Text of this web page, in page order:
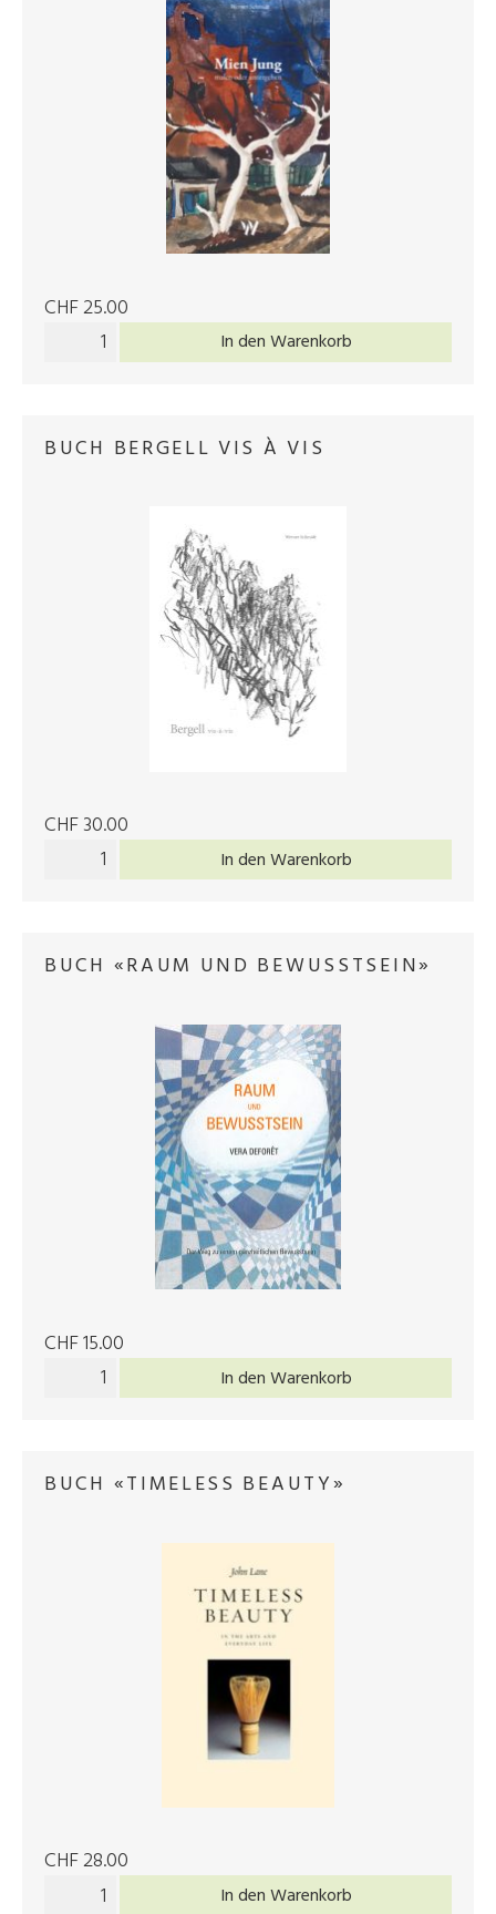
CHF 25.00
In den Warenkorb
BUCH BERGELL VIS À VIS
CHF 30.00
In den Warenkorb
BUCH «RAUM UND BEWUSSTSEIN»
CHF 15.00
In den Warenkorb
BUCH «TIMELESS BEAUTY»
CHF 28.00
In den Warenkorb